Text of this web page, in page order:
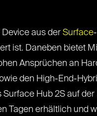
aus der Surface
ist. Daneben bietet
Ansprüchen an
den High-End-
Hub 2S auf der
Tagen erhältlich und